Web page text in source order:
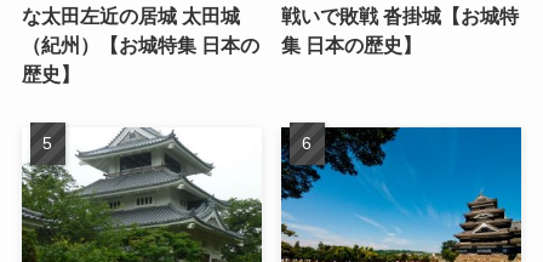
な太田左近の居城 太田城
（紀州）【お城特集 日本の
歴史】
戦いで敗戦 沓掛城【お城特
集 日本の歴史】